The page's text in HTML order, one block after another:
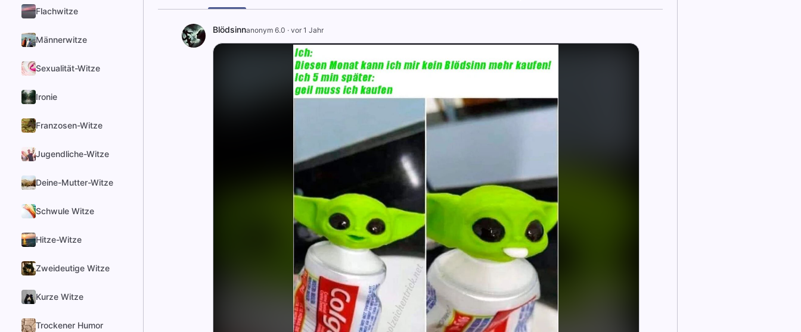
Flachwitze
Männerwitze
Sexualität-Witze
Ironie
Franzosen-Witze
Jugendliche-Witze
Deine-Mutter-Witze
Schwule Witze
Hitze-Witze
Zweideutige Witze
Kurze Witze
Trockener Humor
Blödsinnanonym 6.0 · vor 1 Jahr